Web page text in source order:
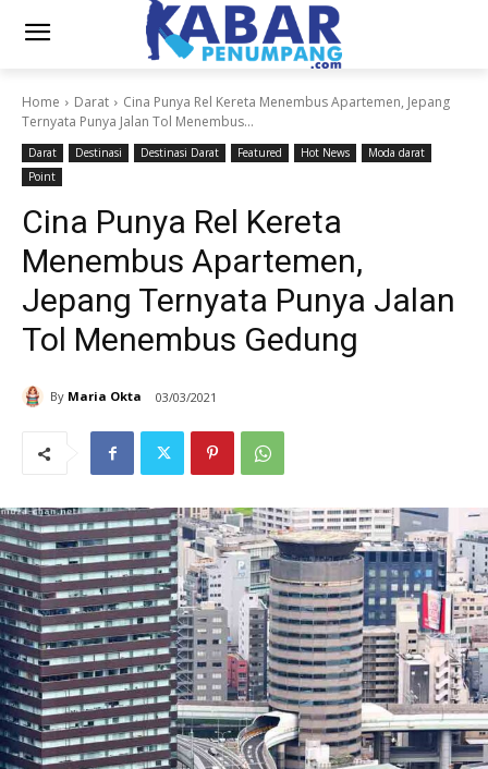
Home Darat
Cina Punya Rel Kereta Menembus Apartemen, Jepang
Ternyata Punya Jalan Tol Menembus...
Darat Destinasi Destinasi Darat Featured Hot News
Moda darat
Point
Cina Punya Rel Kereta
Menembus Apartemen,
Jepang Ternyata Punya Jalan
Tol Menembus Gedung
By Maria Okta 03/03/2021